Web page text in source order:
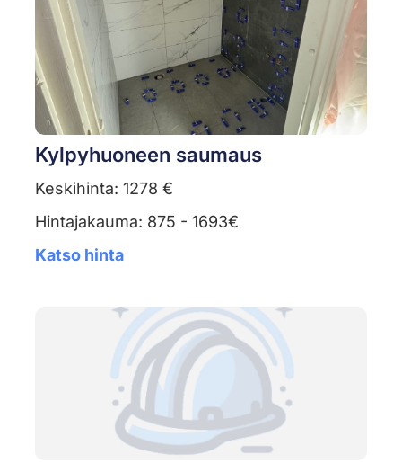
Kylpyhuoneen saumaus
Keskihinta: 1278 €
Hintajakauma: 875 - 1693€
Katso hinta